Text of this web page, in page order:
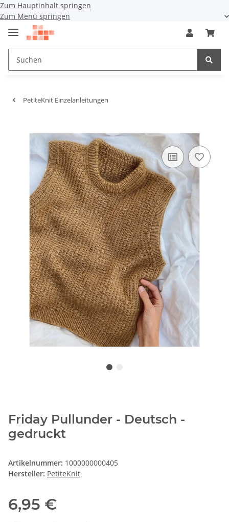
Zum Hauptinhalt springen
Zum Menü springen
PetiteKnit Einzelanleitungen
Friday Pullunder - Deutsch -
gedruckt
Artikelnummer: 1000000000405
Hersteller: PetiteKnit
6,95 €